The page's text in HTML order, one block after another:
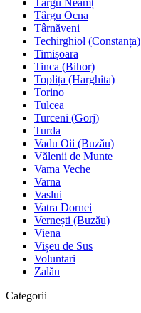
Târgu Neamț
Târgu Ocna
Târnăveni
Techirghiol (Constanța)
Timișoara
Tinca (Bihor)
Toplița (Harghita)
Torino
Tulcea
Turceni (Gorj)
Turda
Vadu Oii (Buzău)
Vălenii de Munte
Vama Veche
Varna
Vaslui
Vatra Dornei
Vernești (Buzău)
Viena
Vișeu de Sus
Voluntari
Zalău
Categorii